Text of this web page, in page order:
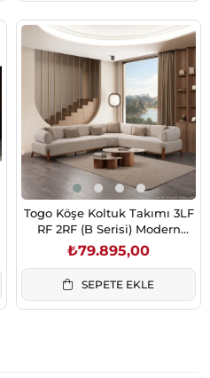
Togo Köşe Koltuk Takımı 3LF
RF 2RF (B Serisi) Modern
Geniş Oturum
₺79.895,00
SEPETE EKLE